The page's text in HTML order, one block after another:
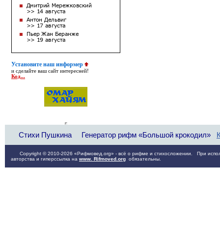
Установите наш информер
и сделайте ваш сайт интересней!
Код...
Стихи Пушкина Генератор рифм «Большой крокодил»
Copyright © 2010-2026 «Рифмовед.org» - всё о рифме и стихосложении. При
авторства и гиперссылка на www. Rifmoved.org обязательны.